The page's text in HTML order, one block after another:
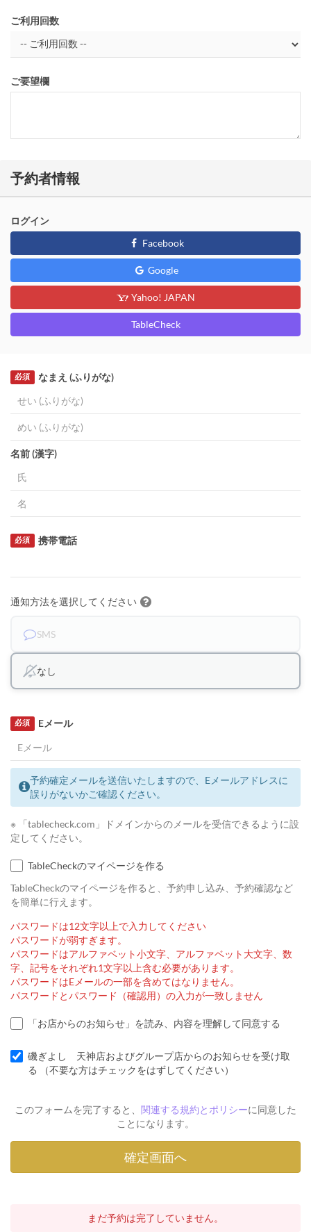
ご利用回数
ご要望欄
予約者情報
ログイン
Facebook
Google
Yahoo! JAPAN
TableCheck
なまえ (ふりがな)
必須
名前 (漢字)
携帯電話
必須
通知方法を選択してください
SMS
なし
Eメール
必須
予約確定メールを送信いたしますので、Eメールアドレスに
誤りがないかご確認ください。
※ 「tablecheck.com」ドメインからのメールを受信できるように設
定してください。
TableCheckのマイページを作る
TableCheckのマイページを作ると、予約申し込み、予約確認など
を簡単に行えます。
パスワードは12文字以上で入力してください
パスワードが弱すぎます。
パスワードはアルファベット小文字、アルファベット大文字、数
字、記号をそれぞれ1文字以上含む必要があります。
パスワードはEメールの一部を含めてはなりません。
パスワードとパスワード（確認用）の入力が一致しません
「お店からのお知らせ」を読み、内容を理解して同意する
磯ぎよし 天神店およびグループ店からのお知らせを受け取
る （不要な方はチェックをはずしてください）
このフォームを完了すると、 関連する規約とポリシーに同意した
ことになります。
まだ予約は完了していません。